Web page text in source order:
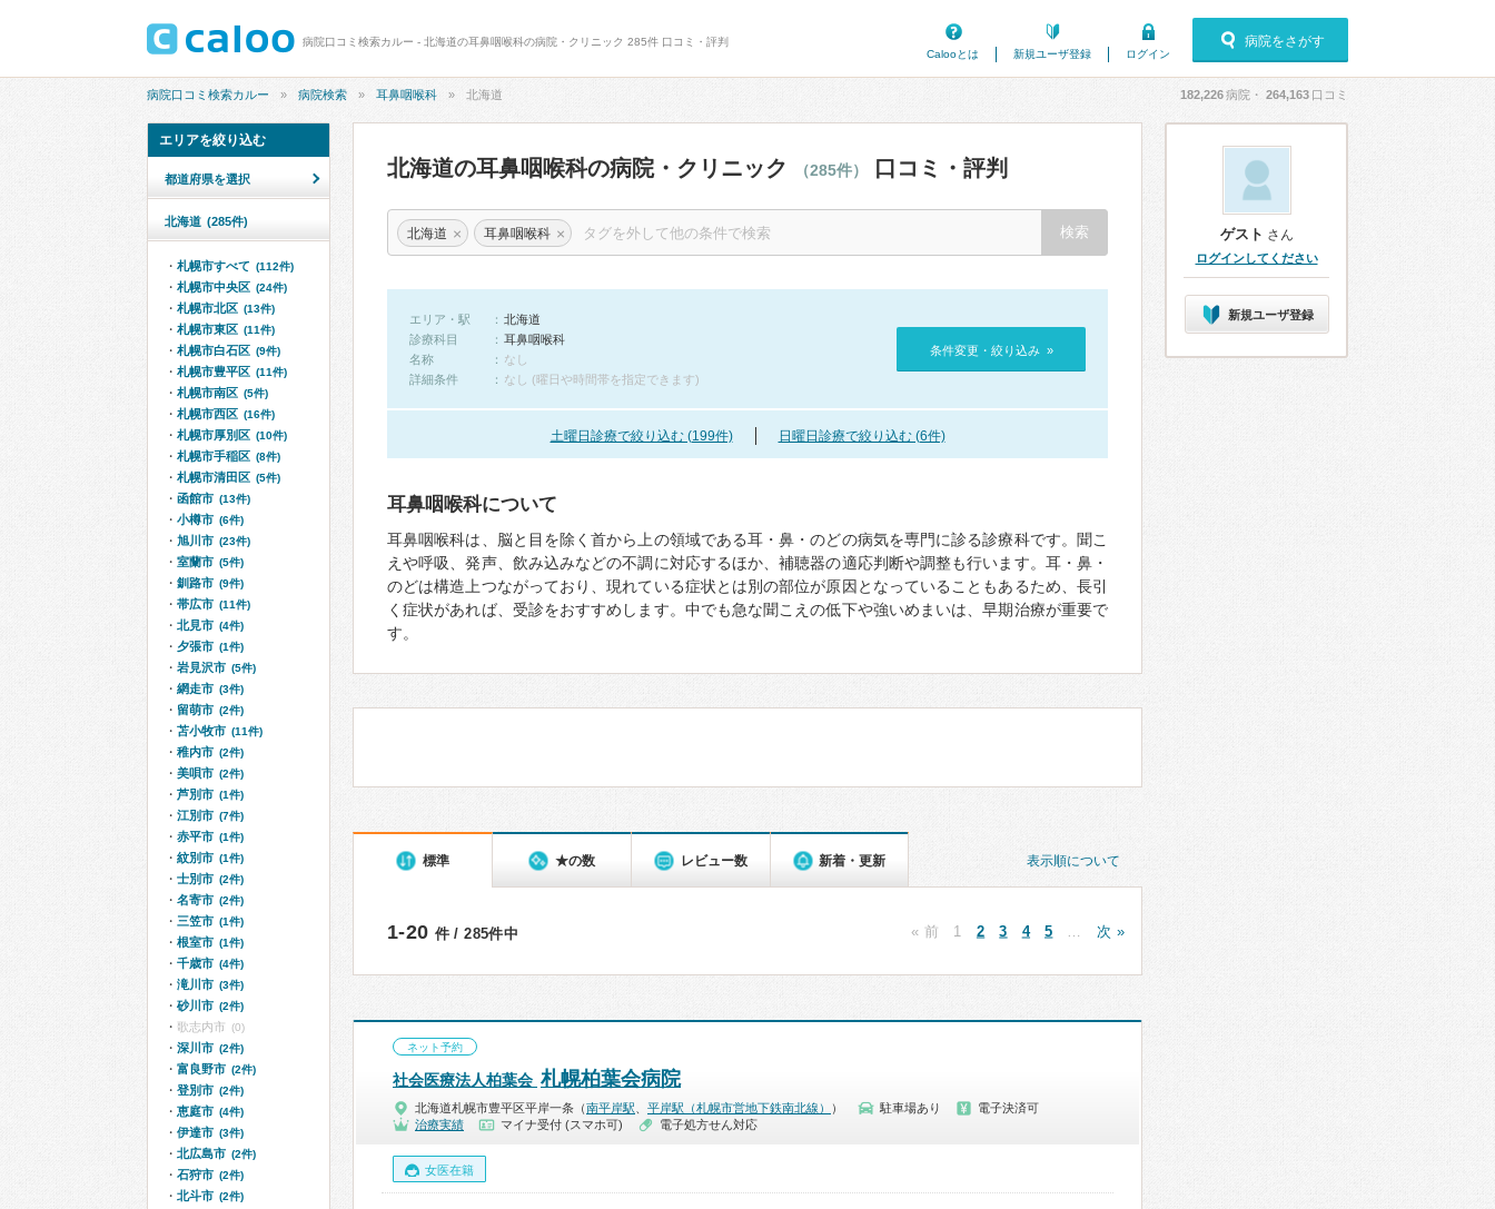
病院口コミ検索カルー - 北海道の耳鼻咽喉科の病院・クリニック 285件 口コミ・評判
Calooとは
新規ユーザ登録 ログイン
病院をさがす
病院口コミ検索カルー 病院検索 耳鼻咽喉科 北海道 182,226病院・ 264,163 口コミ
北海道の耳鼻咽喉科の病院・クリニック （285件） 口コミ・評判
北海道 × 耳鼻咽喉科 ×
エリア・駅
北海道
診療科目
耳鼻咽喉科
名称
なし
詳細条件
なし (曜日や時間帯を指定できます)
条件変更・絞り込み »
土曜日診療で絞り込む (199件) 日曜日診療で絞り込む (6件)
耳鼻咽喉科について
耳鼻咽喉科は、脳と目を除く首から上の領域である耳・鼻・のどの病気を専門に診る診療科です。聞こ
えや呼吸、発声、飲み込みなどの不調に対応するほか、補聴器の適応判断や調整も行います。耳・鼻・
のどは構造上つながっており、現れている症状とは別の部位が原因となっていることもあるため、長引
く症状があれば、受診をおすすめします。中でも急な聞こえの低下や強いめまいは、早期治療が重要で
す。
表示順について
標準 ★の数 レビュー数 新着・更新
1-20 件 / 285件中 « 前 1 2 3 4 5 次 »
ネット予約
社会医療法人柏葉会 札幌柏葉会病院
北海道札幌市豊平区平岸一条（南平岸駅 平岸駅（札幌市営地下鉄南北線） ） 駐車場あり
電子決済可
治療実績
マイナ受付 (スマホ可) 電子処方せん対応
女医在籍
エリアを絞り込む
都道府県を選択
北海道 (285件)
札幌市すべて (112件)
札幌市中央区 (24件)
札幌市北区 (13件)
札幌市東区 (11件)
札幌市白石区 (9件)
札幌市豊平区 (11件)
札幌市南区 (5件)
札幌市西区 (16件)
札幌市厚別区 (10件)
札幌市手稲区 (8件)
札幌市清田区 (5件)
函館市 (13件)
小樽市 (6件)
旭川市 (23件)
室蘭市 (5件)
釧路市 (9件)
帯広市 (11件)
北見市 (4件)
夕張市 (1件)
岩見沢市 (5件)
網走市 (3件)
留萌市 (2件)
苫小牧市 (11件)
稚内市 (2件)
美唄市 (2件)
芦別市 (1件)
江別市 (7件)
赤平市 (1件)
紋別市 (1件)
士別市 (2件)
名寄市 (2件)
三笠市 (1件)
根室市 (1件)
千歳市 (4件)
滝川市 (3件)
砂川市 (2件)
歌志内市 (0)
深川市 (2件)
富良野市 (2件)
登別市 (2件)
恵庭市 (4件)
伊達市 (3件)
北広島市 (2件)
石狩市 (2件)
北斗市 (2件)
ゲスト さん
ログインしてください
新規ユーザ登録